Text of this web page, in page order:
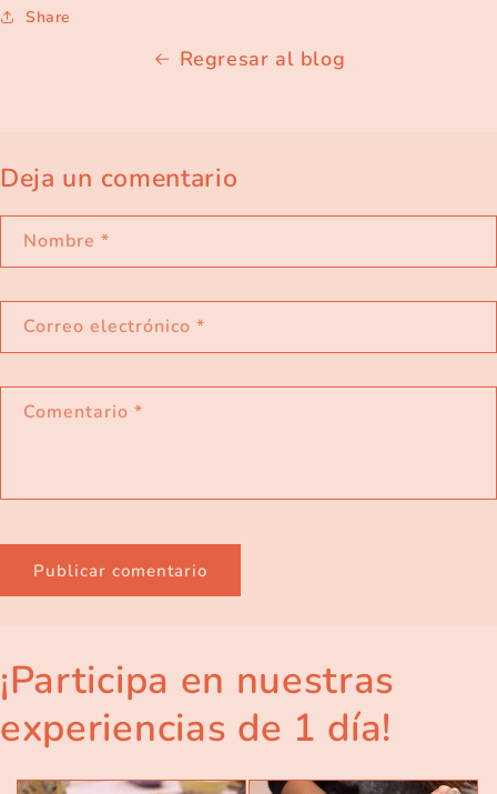
Share
Regresar al blog
Deja un comentario
Nombre *
Correo electrónico *
Comentario *
¡Participa en nuestras
experiencias de 1 día!